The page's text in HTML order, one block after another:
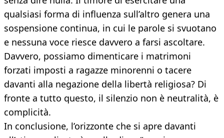
qualsiasi forma di influenza sull’altro genera una
sospensione continua, in cui le parole si svuotano
e nessuna voce riesce davvero a farsi ascoltare.
Davvero, possiamo dimenticare i matrimoni
forzati imposti a ragazze minorenni o tacere
davanti alla negazione della libertà religiosa? Di
fronte a tutto questo, il silenzio non è neutralità, è
complicità.
In conclusione, l’orizzonte che si apre davanti